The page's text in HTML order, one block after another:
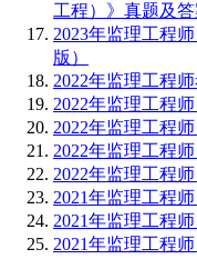
工程）》真题及
2023年监理工程
版）
2022年监理工程
2022年监理工程
2022年监理工程
2022年监理工程
2022年监理工程
2021年监理工程
2021年监理工程
2021年监理工程